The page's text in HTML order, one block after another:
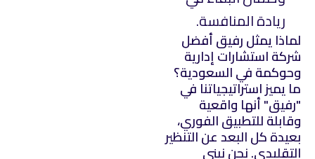
ريادة المنافسة.
لماذا يمثل رفيق أفضل
شركة استشارات إدارية
وحوكمة في السعودية؟
ما يميز استراتيجياتنا في
"رفيق" أنها واقعية
وقابلة للتطبيق الفوري،
بعيدة كل البعد عن التنظير
التقليدي. نحن نبني